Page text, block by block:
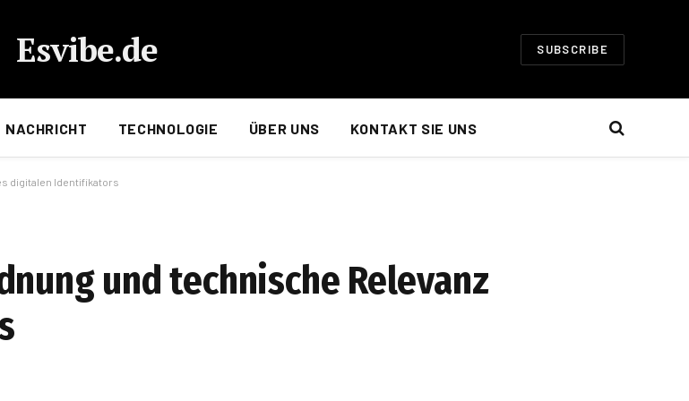
Esvibe.de SUBSCRIBE
NACHRICHT TECHNOLOGIE ÜBER UNS KONTAKT SIE UNS
digitalen Identifikators
und technische Relevanz